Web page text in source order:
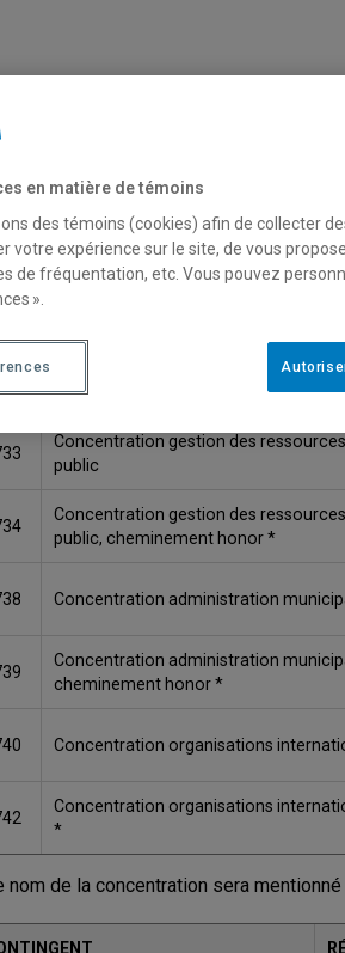
Concentration santé et services
Concentration gouvernance et
honor *
Concentration gestion des
public
Concentration gestion des
public, cheminement honor *
Concentration administration
Concentration administration
cheminement honor *
Concentration organisations
Concentration organisations
*
nom de la concentration sera
en matière de témoins
des témoins (cookies) afin de collecter
votre expérience sur le site, de vous
de fréquentation, etc. Vous pouvez
».